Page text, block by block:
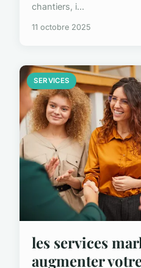
chantiers, i...
11 octobre 2025
SERVICES
les services
augmenter